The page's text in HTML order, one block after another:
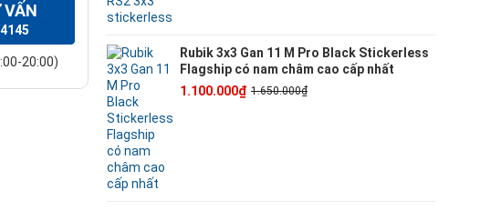
VẤN
20:00)
Rubik 3x3 Gan 11 M Pro Black Stickerless
Flagship có nam châm cao cấp nhất
1.100.000₫ 1.650.000₫